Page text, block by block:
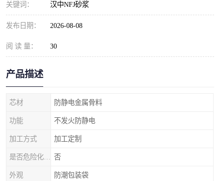
关键词： 汉中NFJ砂浆
发布日期： 2026-08-08
阅 读 量： 30
产品描述
芯材 防静电金属骨料
功能 不发火防静电
加工方式 加工定制
否
外观 防潮包装袋